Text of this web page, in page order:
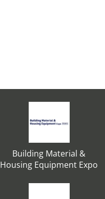
Building Material &
Housing Equipment Expo